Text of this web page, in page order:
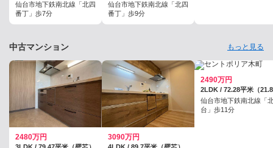
仙台市地下鉄南北線「北四
番丁」歩7分
仙台市地下鉄南北線「北四
番丁」歩9分
中古マンション もっと見る
2480万円 3090万円
2490万円
仙台市地下鉄南北線「
台」歩11分